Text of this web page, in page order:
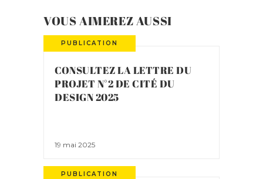
VOUS AIMEREZ AUSSI
PUBLICATION
CONSULTEZ LA LETTRE DU
PROJET N°2 DE CITÉ DU
DESIGN 2025
19 mai 2025
PUBLICATION